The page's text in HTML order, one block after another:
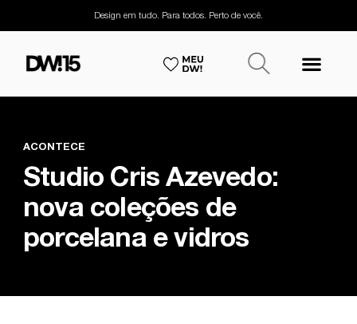
Design em tudo. Para todos. Perto de você.
ACONTECE
Studio Cris Azevedo:
nova coleções de
porcelana e vidros